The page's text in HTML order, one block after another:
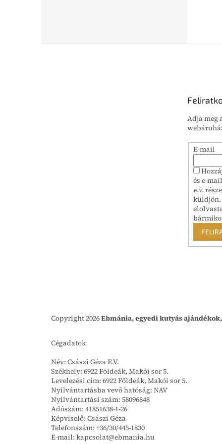
Adja meg
E-mail
és e-
e.v.
küldjön.
Copyright 2026Ebmánia, egyedi kutyás
Cégadatok
Név: Császi Géza E.V.
Székhely: 6922 Földeák, Makói sor 5.
Levelezési cím: 6922 Földeák, Makói sor 5.
Nyilvántartásba vevő hatóság: NAV
Nyilvántartási szám: 58096848
Adószám: 41851638-1-26
Képviselő: Császi Géza
Telefonszám: +36/30/445-1830
E-mail: kapcsolat@ebmania.hu